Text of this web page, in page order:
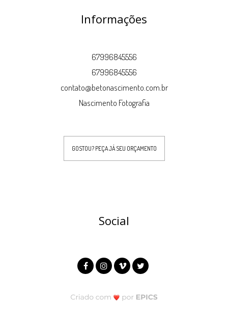
Informações
67996845556
67996845556
contato@betonascimento.com.br
Nascimento Fotografia
GOSTOU? PEÇA JÁ SEU ORÇAMENTO
Social